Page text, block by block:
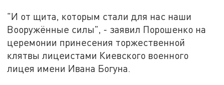
"И от щита, которым стали для нас наши
Вооружённые силы", - заявил Порошенко на
церемонии принесения торжественной
клятвы лицеистами Киевского военного
лицея имени Ивана Богуна.